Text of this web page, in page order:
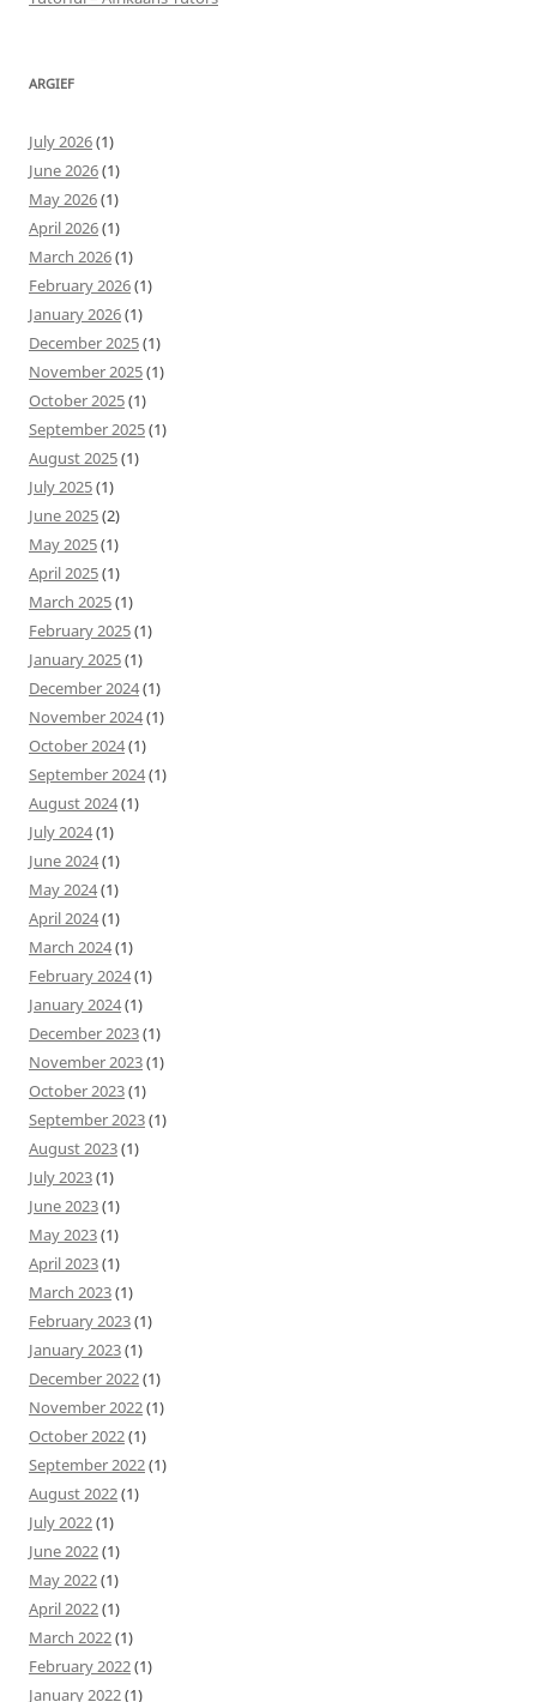
ARGIEF
July 2026(1)
June 2026(1)
May 2026(1)
April 2026(1)
March 2026(1)
February 2026(1)
January 2026(1)
December 2025(1)
November 2025(1)
October 2025(1)
September 2025(1)
August 2025(1)
July 2025(1)
June 2025(2)
May 2025(1)
April 2025(1)
March 2025(1)
February 2025(1)
January 2025(1)
December 2024(1)
November 2024(1)
October 2024(1)
September 2024(1)
August 2024(1)
July 2024(1)
June 2024(1)
May 2024(1)
April 2024(1)
March 2024(1)
February 2024(1)
January 2024(1)
December 2023(1)
November 2023(1)
October 2023(1)
September 2023(1)
August 2023(1)
July 2023(1)
June 2023(1)
May 2023(1)
April 2023(1)
March 2023(1)
February 2023(1)
January 2023(1)
December 2022(1)
November 2022(1)
October 2022(1)
September 2022(1)
August 2022(1)
July 2022(1)
June 2022(1)
May 2022(1)
April 2022(1)
March 2022(1)
February 2022(1)
January 2022(1)